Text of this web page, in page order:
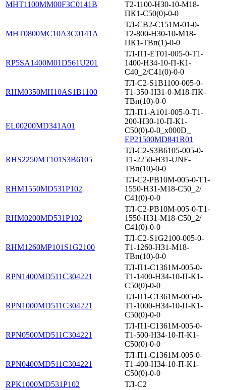
MHT1100MM00F3C0141B
Т2-1100-НЗ0-10-М18-
ПК1-С50(0)-0-0
MHT0800MC10A3C0141A
ТЛ-СВ2-С151М-01-0-
Т2-800-НЗ0-10-М18-
ПК1-ТВп(1)-0-0
RP5SA1400M01D561U201
ТЛ-П1-ЕТ01-005-0-Т1-
1400-НЗ4-10-П-К1-
С40_2/С41(0)-0-0
RHM0350MH10AS1B1100
ТЛ-С2-S1B1100-005-0-
T1-350-НЗ1-0-М18-ПК-
ТВп(10)-0-0
EL00200MD341A01
ТЛ-П1-А101-005-0-Т1-
200-НЗ0-10-П-К1-
С50(0)-0-0_x000D_
EP21500MD841R01
RHS2250MT101S3B6105
ТЛ-С2-S3B6105-005-0-
Т1-2250-НЗ1-UNF-
ТВп(10)-0-0
RHM1550MD531P102
ТЛ-С2-PB10M-005-0-Т1-
1550-НЗ1-М18-С50_2/
С41(0)-0-0
RHM0200MD531P102
ТЛ-С2-PB10M-005-0-Т1-
1550-НЗ1-М18-С50_2/
С41(0)-0-0
RHM1260MP101S1G2100
ТЛ-С2-S1G2100-005-0-
T1-1260-НЗ1-М18-
ТВп(10)-0-0
RPN1400MD511C304221
ТЛ-П1-С1361М-005-0-
Т1-1400-НЗ4-10-П-К1-
С50(0)-0-0
RPN1000MD511C304221
ТЛ-П1-С1361М-005-0-
Т1-1000-НЗ4-10-П-К1-
С50(0)-0-0
RPN0500MD511C304221
ТЛ-П1-С1361М-005-0-
Т1-500-НЗ4-10-П-К1-
С50(0)-0-0
RPN0400MD511C304221
ТЛ-П1-С1361М-005-0-
Т1-400-НЗ4-10-П-К1-
С50(0)-0-0
RPK1000MD531P102
ТЛ-С2